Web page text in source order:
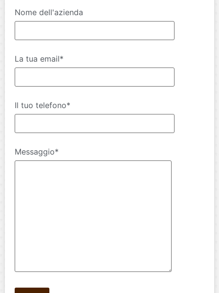
Nome dell'azienda
La tua email*
Il tuo telefono*
Messaggio*